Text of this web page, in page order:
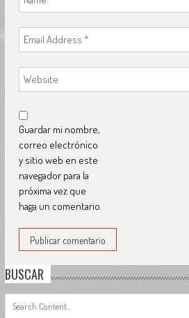
Guardar mi nombre,
correo electrónico
y sitio web en este
navegador para la
próxima vez que
haga un comentario.
BUSCAR